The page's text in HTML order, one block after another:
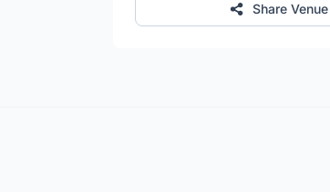
Share Venue